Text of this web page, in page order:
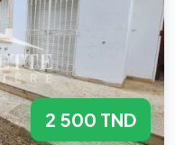
2 500 TND